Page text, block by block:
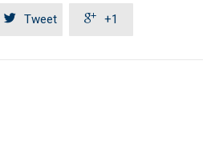
 Tweet  +1